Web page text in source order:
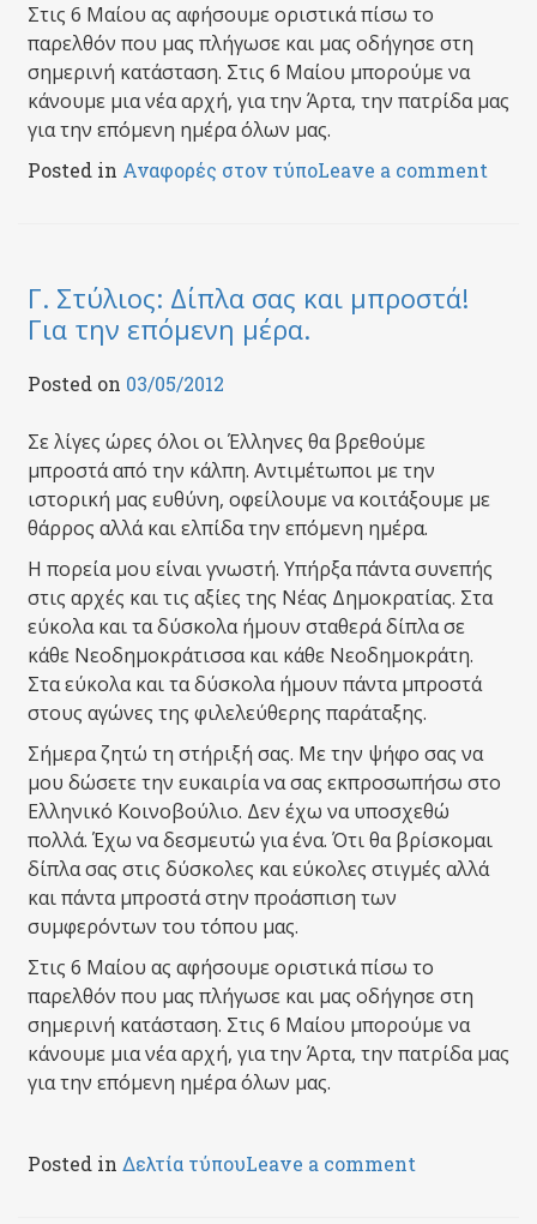
Στις 6 Μαίου ας αφήσουμε οριστικά πίσω το
παρελθόν που μας πλήγωσε και μας οδήγησε στη
σημερινή κατάσταση. Στις 6 Μαίου μπορούμε να
κάνουμε μια νέα αρχή, για την Άρτα, την πατρίδα μας
για την επόμενη ημέρα όλων μας.
Posted in Αναφορές στον τύποLeave a comment
Γ. Στύλιος: Δίπλα σας και μπροστά!
Για την επόμενη μέρα.
Posted on 03/05/2012
Σε λίγες ώρες όλοι οι Έλληνες θα βρεθούμε
μπροστά από την κάλπη. Αντιμέτωποι με την
ιστορική μας ευθύνη, οφείλουμε να κοιτάξουμε με
θάρρος αλλά και ελπίδα την επόμενη ημέρα.
Η πορεία μου είναι γνωστή. Υπήρξα πάντα συνεπής
στις αρχές και τις αξίες της Νέας Δημοκρατίας. Στα
εύκολα και τα δύσκολα ήμουν σταθερά δίπλα σε
κάθε Νεοδημοκράτισσα και κάθε Νεοδημοκράτη.
Στα εύκολα και τα δύσκολα ήμουν πάντα μπροστά
στους αγώνες της φιλελεύθερης παράταξης.
Σήμερα ζητώ τη στήριξή σας. Με την ψήφο σας να
μου δώσετε την ευκαιρία να σας εκπροσωπήσω στο
Ελληνικό Κοινοβούλιο. Δεν έχω να υποσχεθώ
πολλά. Έχω να δεσμευτώ για ένα. Ότι θα βρίσκομαι
δίπλα σας στις δύσκολες και εύκολες στιγμές αλλά
και πάντα μπροστά στην προάσπιση των
συμφερόντων του τόπου μας.
Στις 6 Μαίου ας αφήσουμε οριστικά πίσω το
παρελθόν που μας πλήγωσε και μας οδήγησε στη
σημερινή κατάσταση. Στις 6 Μαίου μπορούμε να
κάνουμε μια νέα αρχή, για την Άρτα, την πατρίδα μας
για την επόμενη ημέρα όλων μας.
Posted in Δελτία τύπουLeave a comment